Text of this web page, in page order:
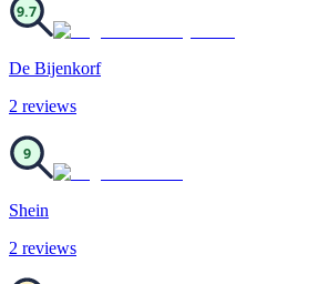
9.7
De Bijenkorf
2 reviews
9
Shein
2 reviews